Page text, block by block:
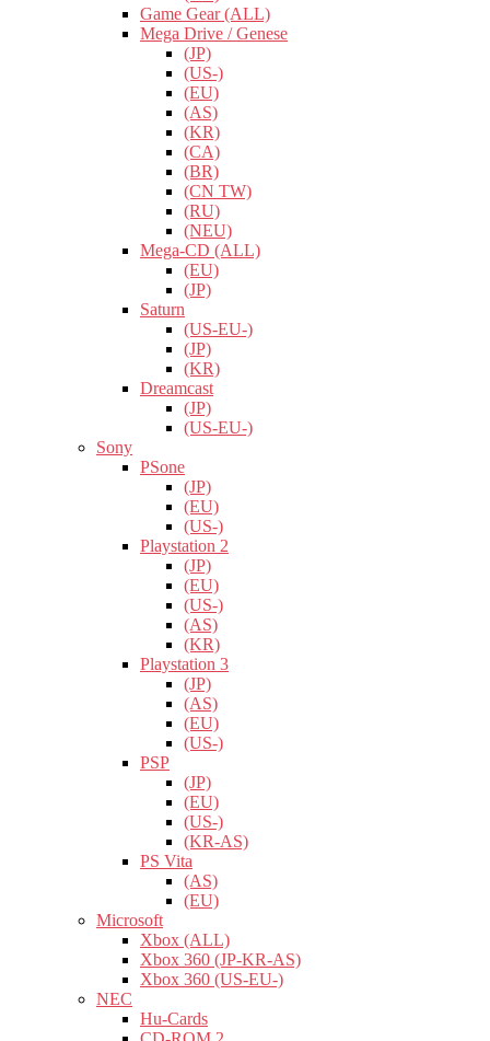
Game Gear (ALL)
Mega Drive / Genese
(JP)
(US-)
(EU)
(AS)
(KR)
(CA)
(BR)
(CN TW)
(RU)
(NEU)
Mega-CD (ALL)
(EU)
(JP)
Saturn
(US-EU-)
(JP)
(KR)
Dreamcast
(JP)
(US-EU-)
Sony
PSone
(JP)
(EU)
(US-)
Playstation 2
(JP)
(EU)
(US-)
(AS)
(KR)
Playstation 3
(JP)
(AS)
(EU)
(US-)
PSP
(JP)
(EU)
(US-)
(KR-AS)
PS Vita
(AS)
(EU)
Microsoft
Xbox (ALL)
Xbox 360 (JP-KR-AS)
Xbox 360 (US-EU-)
NEC
Hu-Cards